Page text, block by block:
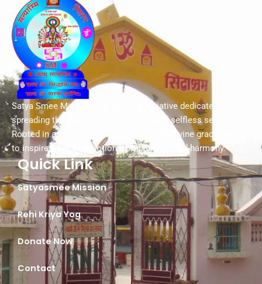
Satya Smee Mission is a spiritual initiative dedicated to
spreading the values of truth, peace, and selfless service.
Rooted in ancient wisdom and guided by divine grace, we aim
to inspire a life of devotion, compassion, and harmony.
Quick Link
Satyasmee Mission
Rehi Kriya Yog
Donate Now
Contact